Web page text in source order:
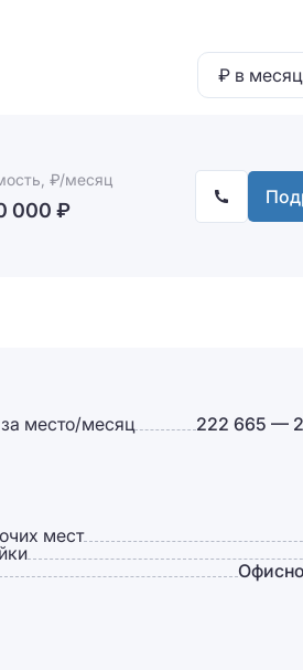
₽ в месяц
₽/месяц
000 ₽
место/месяц 222 665 —
мест